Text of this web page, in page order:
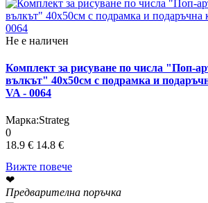
Не е наличен
Комплект за рисуване по числа "Поп-
вълкът" 40х50см с подрамка и
VA - 0064
Марка:Strateg
0
18.9 € 14.8 €
Вижте повече
❤
Предварителна поръчка